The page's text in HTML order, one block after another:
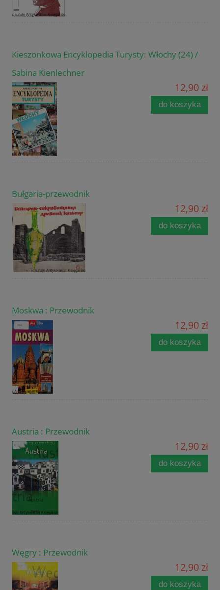
Kieszonkowa Encyklopedia Turysty: Włochy (24) /
Sabina Kienlechner
12,90 zł
do koszyka
Bułgaria-przewodnik
12,90 zł
do koszyka
Moskwa : Przewodnik
12,90 zł
do koszyka
Austria : Przewodnik
12,90 zł
do koszyka
Węgry : Przewodnik
12,90 zł
do koszyka